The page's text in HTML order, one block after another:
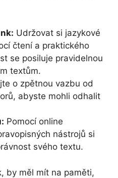
Udržovat si jazykové
čtení a praktického
se posiluje pravidelnou
textům.
o zpětnou vazbu od
abyste mohli odhalit
Pomocí online
nástrojů si
svého textu.
by měl mít na paměti,